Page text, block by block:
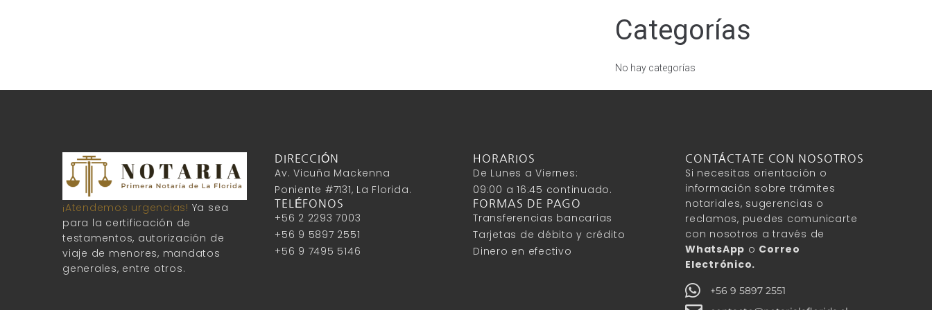
Categorías
No hay categorías
¡Atendemos urgencias! Ya sea
para la certificación de
testamentos, autorización de
viaje de menores, mandatos
generales, entre otros.
DIRECCIÓN
Av. Vicuña Mackenna
Poniente #7131, La Florida.
TELÉFONOS
+56 2 2293 7003
+56 9 5897 2551
+56 9 7495 5146
HORARIOS
De Lunes a Viernes:
09:00 a 16:45 continuado.
FORMAS DE PAGO
Transferencias bancarias
Tarjetas de débito y crédito
Dinero en efectivo
CONTÁCTATE CON NOSOTROS
Si necesitas orientación o
información sobre trámites
notariales, sugerencias o
reclamos, puedes comunicarte
con nosotros a través de
WhatsApp o Correo
Electrónico.
+56 9 5897 2551